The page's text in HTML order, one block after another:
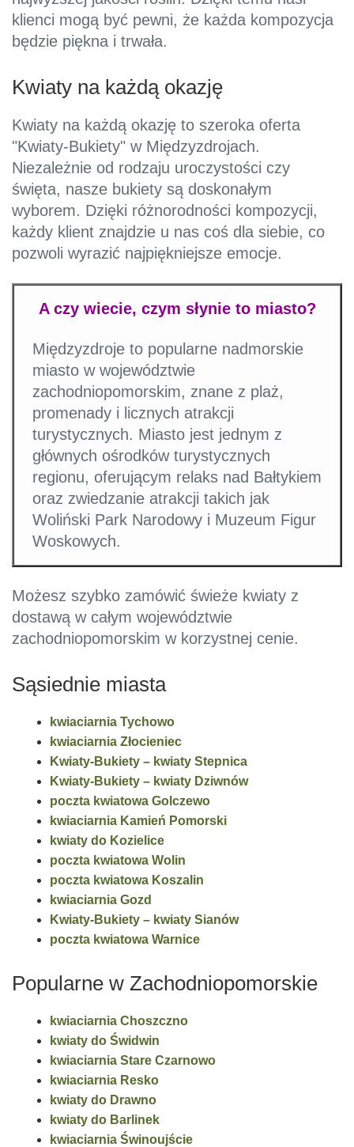
klienci mogą być pewni, że każda kompozycja
będzie piękna i trwała.
Kwiaty na każdą okazję
Kwiaty na każdą okazję to szeroka oferta
"Kwiaty-Bukiety" w Międzyzdrojach.
Niezależnie od rodzaju uroczystości czy
święta, nasze bukiety są doskonałym
wyborem. Dzięki różnorodności kompozycji,
każdy klient znajdzie u nas coś dla siebie, co
pozwoli wyrazić najpiękniejsze emocje.
A czy wiecie, czym słynie to miasto?
Międzyzdroje to popularne nadmorskie
miasto w województwie
zachodniopomorskim, znane z plaż,
promenady i licznych atrakcji
turystycznych. Miasto jest jednym z
głównych ośrodków turystycznych
regionu, oferującym relaks nad Bałtykiem
oraz zwiedzanie atrakcji takich jak
Woliński Park Narodowy i Muzeum Figur
Woskowych.
Możesz szybko zamówić świeże kwiaty z
dostawą w całym województwie
zachodniopomorskim w korzystnej cenie.
Sąsiednie miasta
kwiaciarnia Tychowo
kwiaciarnia Złocieniec
Kwiaty-Bukiety – kwiaty Stepnica
Kwiaty-Bukiety – kwiaty Dziwnów
poczta kwiatowa Golczewo
kwiaciarnia Kamień Pomorski
kwiaty do Kozielice
poczta kwiatowa Wolin
poczta kwiatowa Koszalin
kwiaciarnia Gozd
Kwiaty-Bukiety – kwiaty Sianów
poczta kwiatowa Warnice
Popularne w Zachodniopomorskie
kwiaciarnia Choszczno
kwiaty do Świdwin
kwiaciarnia Stare Czarnowo
kwiaciarnia Resko
kwiaty do Drawno
kwiaty do Barlinek
kwiaciarnia Świnoujście